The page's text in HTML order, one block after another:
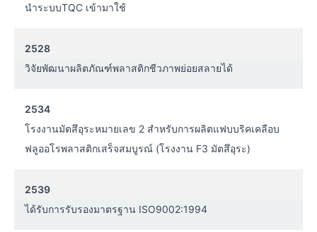
นำระบบTQC เข้ามาใช้
2528
วิจัยพัฒนาผลิตภัณฑ์พลาสติกชีวภาพย่อยสลายได้
2534
โรงงานมัตสึอุระหมายเลข 2 สำหรับการผลิตแฟบบริคเคลือบ
ฟลูออโรพลาสติกเสร็จสมบูรณ์ (โรงงาน F3 มัตสึอุระ)
2539
ได้รับการรับรองมาตรฐาน ISO9002:1994